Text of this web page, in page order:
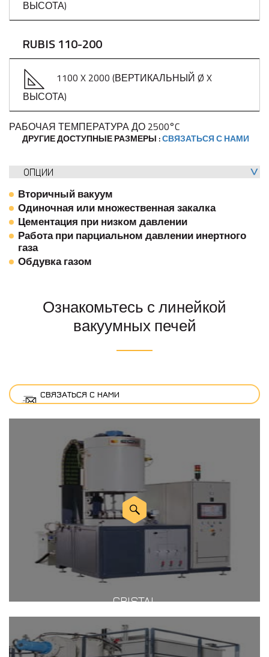
ВЫСОТА)
RUBIS 110-200
1100 X 2000 (ВЕРТИКАЛЬНЫЙ Ø X
ВЫСОТА)
РАБОЧАЯ ТЕМПЕРАТУРА ДО 2500°C
ДРУГИЕ ДОСТУПНЫЕ РАЗМЕРЫ :СВЯЗАТЬСЯ С НАМИ
ОПЦИИ
Вторичный вакуум
Одиночная или множественная закалка
Цементация при низком давлении
Работа при парциальном давлении инертного
газа
Обдувка газом
Ознакомьтесь с линейкой
вакуумных печей
СВЯЗАТЬСЯ С НАМИ
CRISTAL